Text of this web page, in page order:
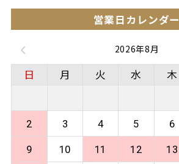
営業日カレンダー
2026年8月
日 月 火 水 木
2 3 4 5 6
9 10 11 12 13